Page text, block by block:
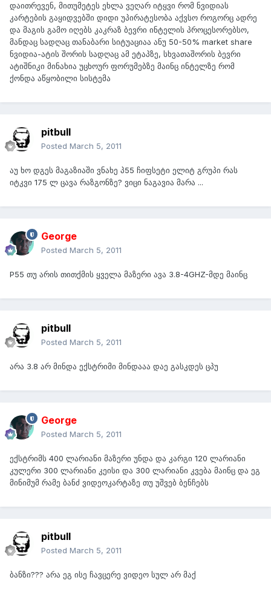
დაითრევენ, მითუმეტეს ეხლა ვეღარ იტყვი რომ ნვიდიას
კარტების გაყიდვებში დიდი უპირატესობა აქვსო როგორც ადრე
და მაგის გამო იღებს კაკრაზ ბევრი ინტელის პროცესორებსო,
მანდაც სადღაც თანაბარი სიტუაციაა ანუ 50-50% market share
ნვიდია-ატის შორის სადღაც ამ ეტაპზე, სხვათაშორის ბევრი
ატიშნიკი მინახია უცხოურ ფორუმებზე მაინც ინტელზე რომ
ქონდა აწყობილი სისტემა
pitbull
Posted March 5, 2011
აუ ხო დგეს მაგაზიაში ვნახე პ55 ჩიფსეტი ელიტ გრუპი რას
იტკვი 175 ლ ცავა რაზგონზე? ვიცი ნაგავია მარა ...
George
Posted March 5, 2011
P55 თუ არის თითქმის ყველა მაზერი ავა 3.8-4GHZ-მდე მაინც
pitbull
Posted March 5, 2011
არა 3.8 არ მინდა ექსტრიმი მინდააა დაე გასკდეს ცპუ
George
Posted March 5, 2011
ექსტრიმს 400 ლარიანი მაზერი უნდა და კარგი 120 ლარიანი
კულერი 300 ლარიანი კეისი და 300 ლარიანი კვება მაინც და ეგ
მინიმუმ რამე ბანძ ვიდეოკარტაზე თუ უშვებ ბენჩებს
pitbull
Posted March 5, 2011
ბანზი??? არა ეგ ისე ჩავცერე ვიდეო სულ არ მაქ